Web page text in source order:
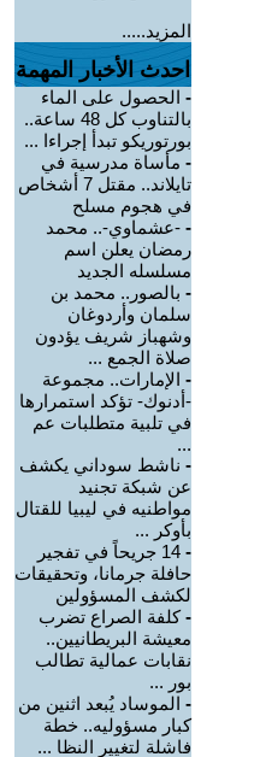
المزيد.....
احدث الأخبار المهمة
- الحصول على الماء
بالتناوب كل 48 ساعة..
بورتوريكو تبدأ إجراءا ...
- مأساة مدرسية في
تايلاند.. مقتل 7 أشخاص
في هجوم مسلح
- -عشماوي-.. محمد
رمضان يعلن اسم
مسلسله الجديد
- بالصور.. محمد بن
سلمان وأردوغان
وشهباز شريف يؤدون
صلاة الجمع ...
- الإمارات.. مجموعة
-أدنوك- تؤكد استمرارها
في تلبية متطلبات عم
...
- ناشط سوداني يكشف
عن شبكة تجنيد
مواطنيه في ليبيا للقتال
بأوكر ...
-
14 جريحاً في تفجير
حافلة جرمانا، وتحقيقات
لكشف المسؤولين
-كلفة الصراع تضرب
معيشة البريطانيين..
نقابات عمالية تطالب
بور ...
- الموساد يُبعد اثنين من
كبار مسؤوليه.. خطة
فاشلة لتغيير النظا ...